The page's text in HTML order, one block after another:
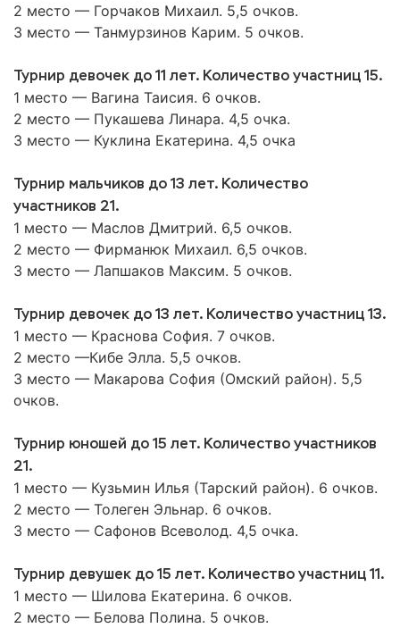
2 место — Горчаков Михаил. 5,5 очков.
3 место — Танмурзинов Карим. 5 очков.
Турнир девочек до 11 лет. Количество участниц 15.
1 место — Вагина Таисия. 6 очков.
2 место — Пукашева Линара. 4,5 очка.
3 место — Куклина Екатерина. 4,5 очка
Турнир мальчиков до 13 лет. Количество
участников 21.
1 место — Маслов Дмитрий. 6,5 очков.
2 место — Фирманюк Михаил. 6,5 очков.
3 место — Лапшаков Максим. 5 очков.
Турнир девочек до 13 лет. Количество участниц 13.
1 место — Краснова София. 7 очков.
2 место —Кибе Элла. 5,5 очков.
3 место — Макарова София (Омский район). 5,5
очков.
Турнир юношей до 15 лет. Количество участников
21.
1 место — Кузьмин Илья (Тарский район). 6 очков.
2 место — Толеген Эльнар. 6 очков.
3 место — Сафонов Всеволод. 4,5 очка.
Турнир девушек до 15 лет. Количество участниц 11.
1 место — Шилова Екатерина. 6 очков.
2 место — Белова Полина. 5 очков.